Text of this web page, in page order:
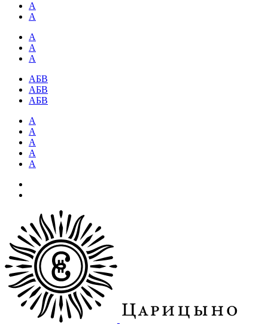
А
А
А
А
А
АБВ
АБВ
АБВ
А
А
А
А
А